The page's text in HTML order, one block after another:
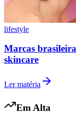
lifestyle
Marcas
skincare
Ler matéria
Em Alta